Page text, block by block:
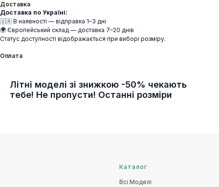
Доставка
Доставка по Україні:
🇺🇦 В наявності — відправка 1–3 дні
🌍 Європейський склад — доставка 7–20 днів
Статус доступності відображається при виборі розміру.
Оплата
Літні моделі зі знижкою -50% чекають
тебе! Не пропусти! Останні розміри
Каталог
Всі Моделі